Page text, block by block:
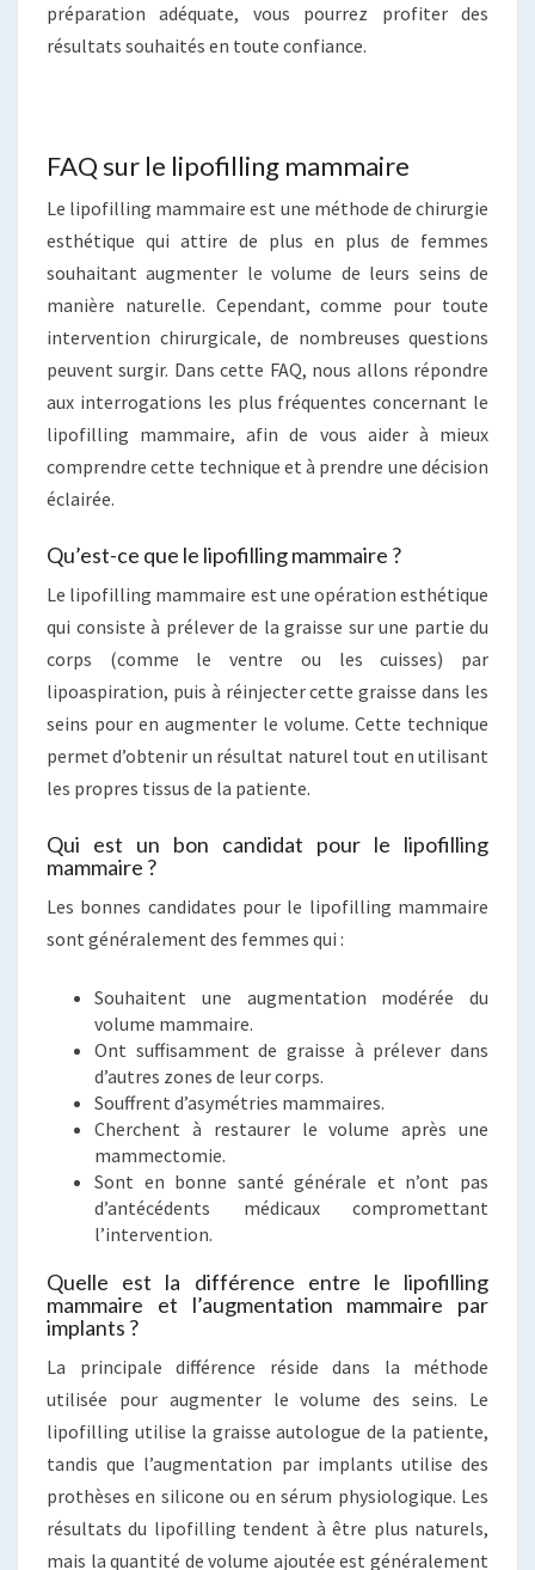
préparation adéquate, vous pourrez profiter des
résultats souhaités en toute confiance.
FAQ sur le lipofilling mammaire
Le lipofilling mammaire est une méthode de chirurgie
esthétique qui attire de plus en plus de femmes
souhaitant augmenter le volume de leurs seins de
manière naturelle. Cependant, comme pour toute
intervention chirurgicale, de nombreuses questions
peuvent surgir. Dans cette FAQ, nous allons répondre
aux interrogations les plus fréquentes concernant le
lipofilling mammaire, afin de vous aider à mieux
comprendre cette technique et à prendre une décision
éclairée.
Qu’est-ce que le lipofilling mammaire ?
Le lipofilling mammaire est une opération esthétique
qui consiste à prélever de la graisse sur une partie du
corps (comme le ventre ou les cuisses) par
lipoaspiration, puis à réinjecter cette graisse dans les
seins pour en augmenter le volume. Cette technique
permet d’obtenir un résultat naturel tout en utilisant
les propres tissus de la patiente.
Qui est un bon candidat pour le lipofilling
mammaire ?
Les bonnes candidates pour le lipofilling mammaire
sont généralement des femmes qui :
Souhaitent une augmentation modérée du
volume mammaire.
Ont suffisamment de graisse à prélever dans
d’autres zones de leur corps.
Souffrent d’asymétries mammaires.
Cherchent à restaurer le volume après une
mammectomie.
Sont en bonne santé générale et n’ont pas
d’antécédents médicaux compromettant
l’intervention.
Quelle est la différence entre le lipofilling
mammaire et l’augmentation mammaire par
implants ?
La principale différence réside dans la méthode
utilisée pour augmenter le volume des seins. Le
lipofilling utilise la graisse autologue de la patiente,
tandis que l’augmentation par implants utilise des
prothèses en silicone ou en sérum physiologique. Les
résultats du lipofilling tendent à être plus naturels,
mais la quantité de volume ajoutée est généralement